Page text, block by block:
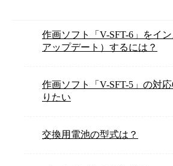
作画ソフト「V-SFT-6」をイ
アップデート）するには？
作画ソフト「V-SFT-5」の対
りたい
交換用電池の型式は？